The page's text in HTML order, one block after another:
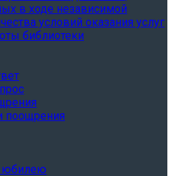
в ходе независимой
условий оказания услуг
библиотеки
поощрения
юбилею